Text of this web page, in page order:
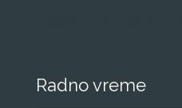
Radno vreme